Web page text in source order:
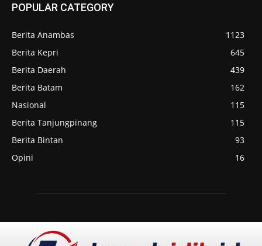
POPULAR CATEGORY
Berita Anambas
1123
Berita Kepri
645
Berita Daerah
439
Berita Batam
162
Nasional
115
Berita Tanjungpinang
115
Berita Bintan
93
Opini
16